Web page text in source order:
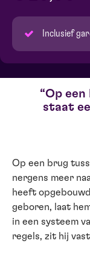
Inclusief
Op
staat
Op een brug
nergens meer
heeft
geboren, laat
in een systeem
regels, zit hij